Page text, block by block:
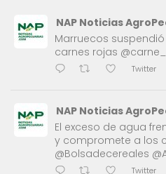
NAP Noticias
Marruecos
carnes rojas
Twitter
NAP Noticias
El exceso de agua
y compromete a los
@Bolsadecereales
Twitter